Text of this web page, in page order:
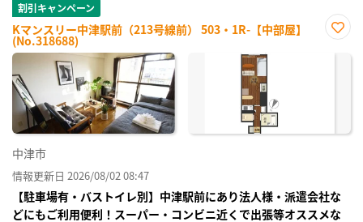
割引キャンペーン
Kマンスリー中津駅前（213号線前） 503・1R-【中部屋】
(No.318688)
に入
中津市
情報更新日 2026/08/02 08:47
【駐車場有・バストイレ別】中津駅前にあり法人様・派遣会社な
どにもご利用便利！スーパー・コンビニ近くで出張等オススメな